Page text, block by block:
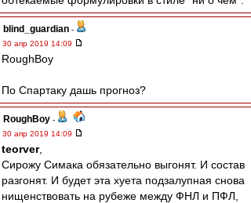
blind_guardian -
30 апр 2019 14:09
RoughBoy
По Спартаку дашь прогноз?
RoughBoy -
30 апр 2019 14:09
teorver,
Сирожу Симака обязательно выгонят. И состав
разгонят. И будет эта хуета подзалупная снова
нищенствовать на рубеже между ФНЛ и ПФЛ,